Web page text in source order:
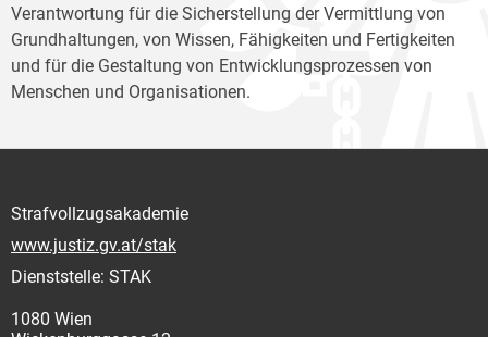
Verantwortung für die Sicherstellung der Vermittlung von
Grundhaltungen, von Wissen, Fähigkeiten und Fertigkeiten
und für die Gestaltung von Entwicklungsprozessen von
Menschen und Organisationen.
Strafvollzugsakademie
www.justiz.gv.at/stak
Dienststelle: STAK
1080 Wien